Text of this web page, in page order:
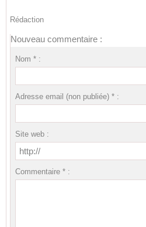
Rédaction
Nouveau commentaire :
Nom * :
Adresse email (non publiée) * :
Site web :
Commentaire * :